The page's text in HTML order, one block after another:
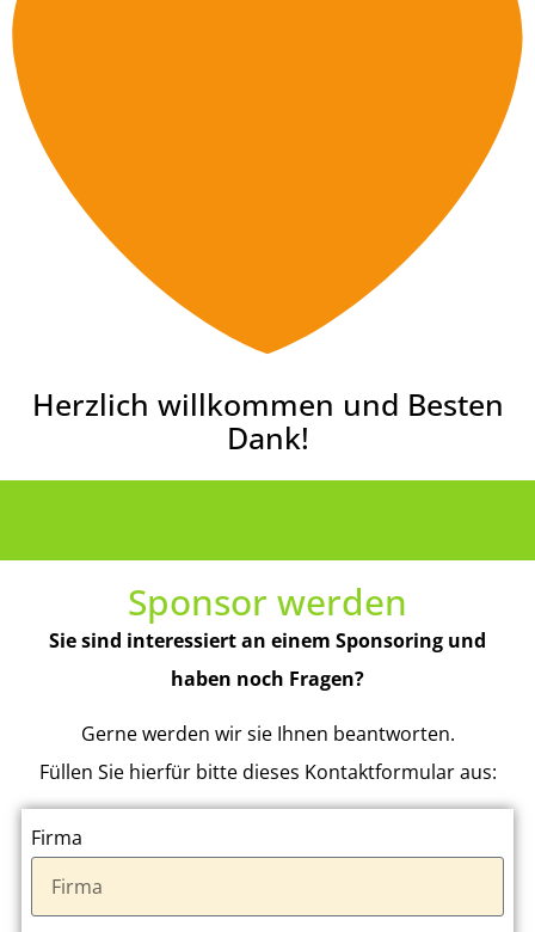
Herzlich willkommen und Besten
Dank!
Sponsor werden
Sie sind interessiert an einem Sponsoring und
haben noch Fragen?
Gerne werden wir sie Ihnen beantworten.
Füllen Sie hierfür bitte dieses Kontaktformular aus:
Firma